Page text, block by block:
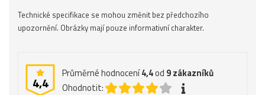
Technické specifikace se mohou změnit bez předchozího
upozornění. Obrázky mají pouze informativní charakter.
4,4
Průměrné hodnocení4,4od 9zákazníků
Ohodnotit: